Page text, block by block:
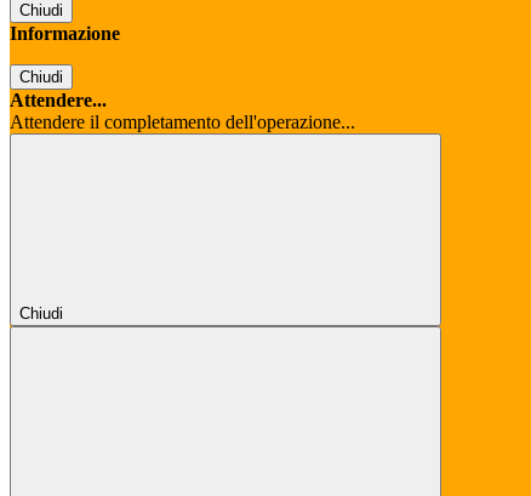
Chiudi
Informazione
Chiudi
Attendere...
Attendere il completamento dell'operazione...
Chiudi